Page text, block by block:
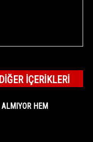
İÇERIKLERI
HEM